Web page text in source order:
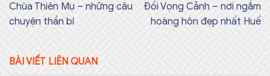
Chùa Thiên Mụ – những câu
chuyện thần bí
Đồi Vọng Cảnh – nơi ngắm
hoàng hôn đẹp nhất Huế
BÀI VIẾT LIÊN QUAN